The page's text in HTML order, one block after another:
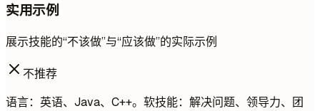
实用示例
展示技能的“不该做”与“应该做”的实际示例
不推荐
语言：英语、Java、C++。软技能：解决问题、领导力、团